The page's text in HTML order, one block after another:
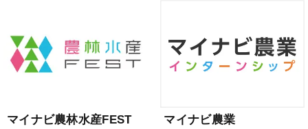
マイナビ農林水産FEST
マイナビ農業